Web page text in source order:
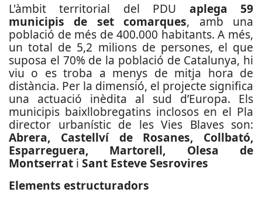
L'àmbit territorial del PDU aplega 59
municipis de set comarques, amb una
població de més de 400.000 habitants. A més,
un total de 5,2 milions de persones, el que
suposa el 70% de la població de Catalunya, hi
viu o es troba a menys de mitja hora de
distància. Per la dimensió, el projecte significa
una actuació inèdita al sud d’Europa. Els
municipis baixllobregatins inclosos en el Pla
director urbanístic de les Vies Blaves son:
Abrera, Castellví de Rosanes, Collbató,
Esparreguera, Martorell, Olesa de
Montserrat i Sant Esteve Sesrovires
Elements estructuradors